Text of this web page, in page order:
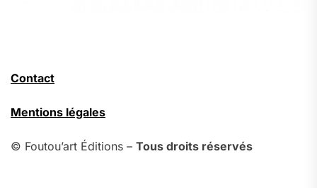
Contact
Mentions légales
© Foutou’art Éditions – Tous droits réservés